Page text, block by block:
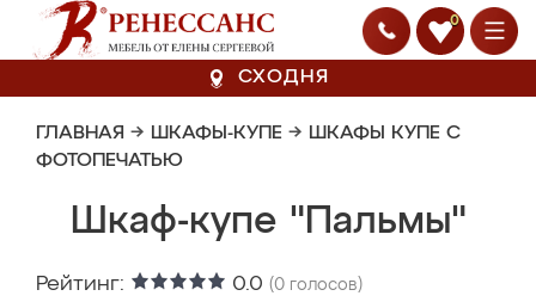
0
СХОДНЯ
ГЛАВНАЯ → ШКАФЫ-КУПЕ → ШКАФЫ КУПЕ С
ФОТОПЕЧАТЬЮ
Шкаф-купе "Пальмы"
Рейтинг: 0.0 (0 голосов)